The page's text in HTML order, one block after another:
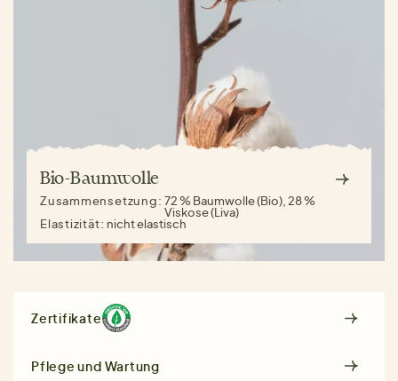
Bio-Baumwolle
Zusammensetzung:72 % Baumwolle (Bio), 28 %
Viskose (Liva)
Elastizität: nicht elastisch
Zertifikate
Pflege und Wartung